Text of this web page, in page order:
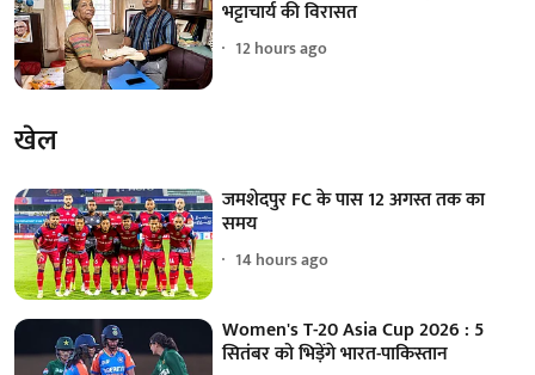
भट्टाचार्य की विरासत
12 hours ago
खेल
जमशेदपुर FC के पास 12 अगस्त तक का
समय
14 hours ago
Women's T-20 Asia Cup 2026 : 5
सितंबर को भिड़ेंगे भारत-पाकिस्तान